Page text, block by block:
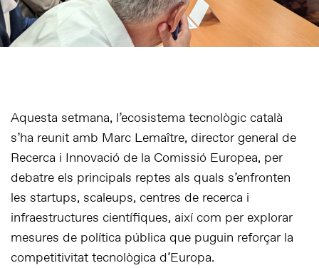
Aquesta setmana, l’ecosistema tecnològic català
s’ha reunit amb Marc Lemaître, director general de
Recerca i Innovació de la Comissió Europea, per
debatre els principals reptes als quals s’enfronten
les startups, scaleups, centres de recerca i
infraestructures científiques, així com per explorar
mesures de política pública que puguin reforçar la
competitivitat tecnològica d’Europa.